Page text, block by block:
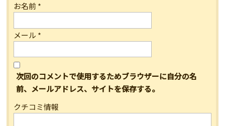
お名前*
メール *
次回のコメントで使用するためブラウザーに自分の名
前、メールアドレス、サイトを保存する。
クチコミ情報